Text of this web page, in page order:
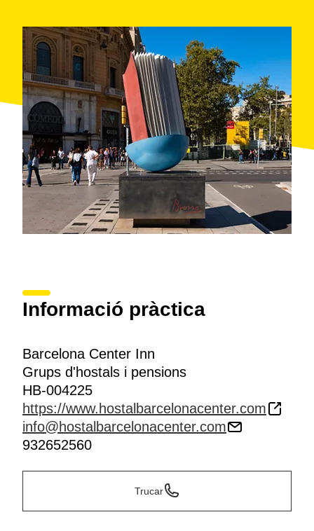
Informació pràctica
Barcelona Center Inn
Grups d'hostals i pensions
HB-004225
https://www.hostalbarcelonacenter.com
info@hostalbarcelonacenter.com
932652560
Trucar